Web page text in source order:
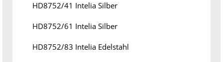
HD8752/41 Intelia Silber
HD8752/61 Intelia Silber
HD8752/83 Intelia Edelstahl